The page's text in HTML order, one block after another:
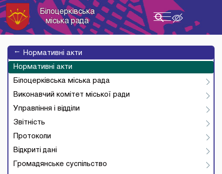
Toggle
navigation
Білоцерківська
міська рада
→
Нормативні акти
Нормативні акти
Білоцерківська міська рада
Виконавчий комітет міської ради
Управління і відділи
Звітність
Протоколи
Відкриті дані
Громадянське суспільство